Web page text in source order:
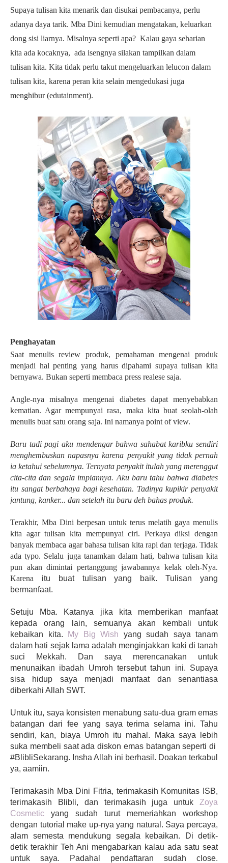
Supaya tulisan kita menarik dan disukai pembacanya, perlu
adanya daya tarik. Mba Dini kemudian mengatakan, keluarkan
dong sisi liarnya. Misalnya seperti apa? Kalau gaya seharian
kita ada kocaknya, ada isengnya silakan tampilkan dalam
tulisan kita. Kita tidak perlu takut mengeluarkan lelucon dalam
tulisan kita, karena peran kita selain mengedukasi juga
menghibur (edutainment).
Penghayatan
Saat menulis review produk, pemahaman mengenai produk
menjadi hal penting yang harus dipahami supaya tulisan kita
bernyawa. Bukan seperti membaca press realese saja.
Angle-nya misalnya mengenai diabetes dapat menyebabkan
kematian. Agar mempunyai rasa, maka kita buat seolah-olah
menulis buat satu orang saja. Ini namanya point of view.
Baru tadi pagi aku mendengar bahwa sahabat karibku sendiri
menghembuskan napasnya karena penyakit yang tidak pernah
ia ketahui sebelumnya. Ternyata penyakit itulah yang merenggut
cita-cita dan segala impiannya. Aku baru tahu bahwa diabetes
itu sangat berbahaya bagi kesehatan. Tadinya kupikir penyakit
jantung, kanker... dan setelah itu baru deh bahas produk.
Terakhir, Mba Dini berpesan untuk terus melatih gaya menulis
kita agar tulisan kita mempunyai ciri. Perkaya diksi dengan
banyak membaca agar bahasa tulisan kita rapi dan terjaga. Tidak
ada typo. Selalu juga tanamkan dalam hati, bahwa tulisan kita
pun akan dimintai pertanggung jawabannya kelak oleh-Nya.
Karena itu buat tulisan yang baik. Tulisan yang
bermanfaat.
Setuju Mba. Katanya jika kita memberikan manfaat
kepada orang lain, semuanya akan kembali untuk
kebaikan kita.
My Big Wish yang sudah saya tanam
dalam hati sejak lama adalah menginjakkan kaki di tanah
suci Mekkah. Dan saya merencanakan untuk
menunaikan ibadah Umroh tersebut tahun ini. Supaya
sisa hidup saya menjadi manfaat dan senantiasa
diberkahi Allah SWT.
Untuk itu, saya konsisten menabung satu-dua gram emas
batangan dari fee yang saya terima selama ini. Tahu
sendiri, kan, biaya Umroh itu mahal. Maka saya lebih
suka membeli saat ada diskon emas batangan seperti di
#BlibliSekarang. Insha Allah ini berhasil. Doakan terkabul
ya, aamiin.
Terimakasih Mba Dini Fitria, terimakasih Komunitas ISB,
terimakasih Blibli, dan terimakasih juga untuk Zoya
Cosmetic yang sudah turut memeriahkan workshop
dengan tutorial make up-nya yang natural. Saya percaya,
alam semesta mendukung segala kebaikan. Di detik-
detik terakhir Teh Ani mengabarkan kalau ada satu seat
untuk saya. Padahal pendaftaran sudah close.